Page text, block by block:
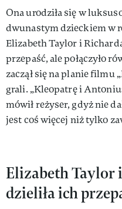
Ona urodziła się w
dwunastym dzieckiem w
Elizabeth Taylor i
przepaść, ale połączyło
zaczął się na planie filmu
grali. „Kleopatrę i
mówił reżyser, gdyż nie
jest coś więcej niż tylko
Elizabeth Taylor
dzieliła ich